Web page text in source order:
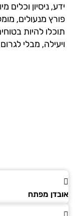
ניסיון וכלים
מנעולים, מומלץ
להיות בטוחים
מבלי לגרום
מפתח